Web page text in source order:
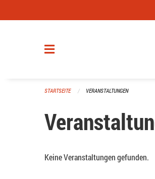
STARTSEITE VERANSTALTUNGEN
Keine Veranstaltungen gefunden.